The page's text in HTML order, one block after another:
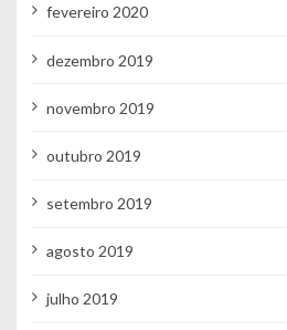
fevereiro 2020
dezembro 2019
novembro 2019
outubro 2019
setembro 2019
agosto 2019
julho 2019